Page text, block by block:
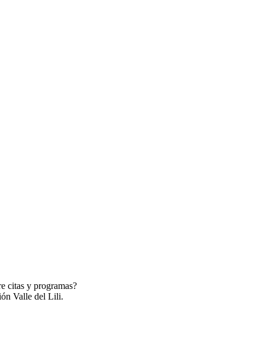
citas y programas?
Valle del Lili.